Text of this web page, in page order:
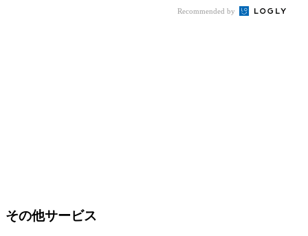
Recommended by
その他サービス